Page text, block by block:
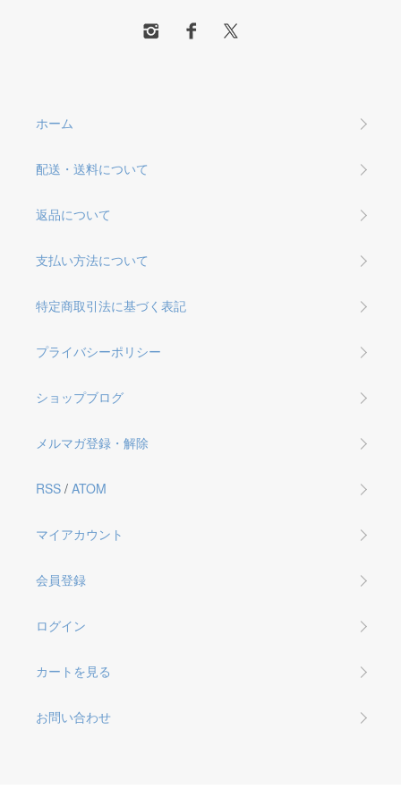
ホーム
配送・送料について
返品について
支払い方法について
特定商取引法に基づく表記
プライバシーポリシー
ショップブログ
メルマガ登録・解除
RSS / ATOM
マイアカウント
会員登録
ログイン
カートを見る
お問い合わせ